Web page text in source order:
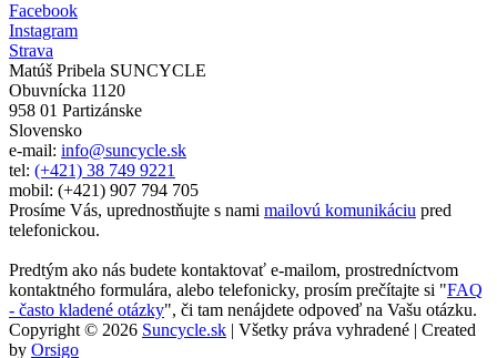
Facebook
Instagram
Strava
Matúš Pribela SUNCYCLE
Obuvnícka 1120
958 01 Partizánske
Slovensko
e-mail: info@suncycle.sk
tel: (+421) 38 749 9221
mobil: (+421) 907 794 705
Prosíme Vás, uprednostňujte s nami mailovú komunikáciu pred
telefonickou.
Predtým ako nás budete kontaktovať e-mailom, prostredníctvom
kontaktného formulára, alebo telefonicky, prosím prečítajte si "FAQ
- často kladené otázky", či tam nenájdete odpoveď na Vašu otázku.
Copyright © 2026 Suncycle.sk | Všetky práva vyhradené | Created
by Orsigo